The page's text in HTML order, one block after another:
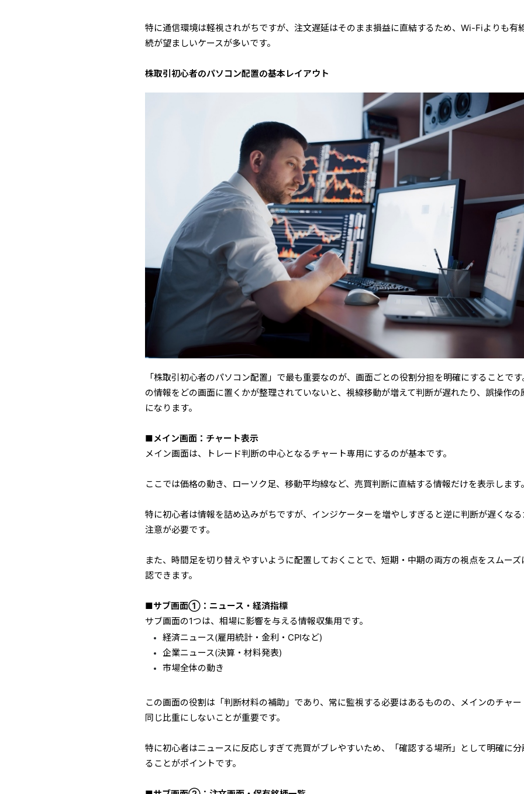
特に通信環境は軽視されがちですが、注文遅延はそのまま損益に直結するため、Wi-Fiよりも有
続が望ましいケースが多いです。
株取引初心者のパソコン配置の基本レイアウト
「株取引初心者のパソコン配置」で最も重要なのが、画面ごとの役割分担を明確にすることで
の情報をどの画面に置くかが整理されていないと、視線移動が増えて判断が遅れたり、誤操作の
になります。
■メイン画面：チャート表示
メイン画面は、トレード判断の中心となるチャート専用にするのが基本です。
ここでは価格の動き、ローソク足、移動平均線など、売買判断に直結する情報だけを表示します
特に初心者は情報を詰め込みがちですが、インジケーターを増やしすぎると逆に判断が遅くな
注意が必要です。
また、時間足を切り替えやすいように配置しておくことで、短期・中期の両方の視点をスムーズ
認できます。
■サブ画面①：ニュース・経済指標
サブ画面の1つは、相場に影響を与える情報収集用です。
経済ニュース(雇用統計・金利・CPIなど)
企業ニュース(決算・材料発表)
市場全体の動き
この画面の役割は「判断材料の補助」であり、常に監視する必要はあるものの、メインのチャー
同じ比重にしないことが重要です。
特に初心者はニュースに反応しすぎて売買がブレやすいため、「確認する場所」として明確に分
ることがポイントです。